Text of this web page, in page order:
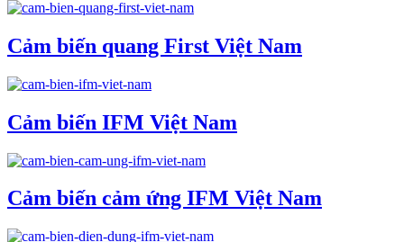
Cảm biến quang First Việt Nam
Cảm biến IFM Việt Nam
Cảm biến cảm ứng IFM Việt Nam